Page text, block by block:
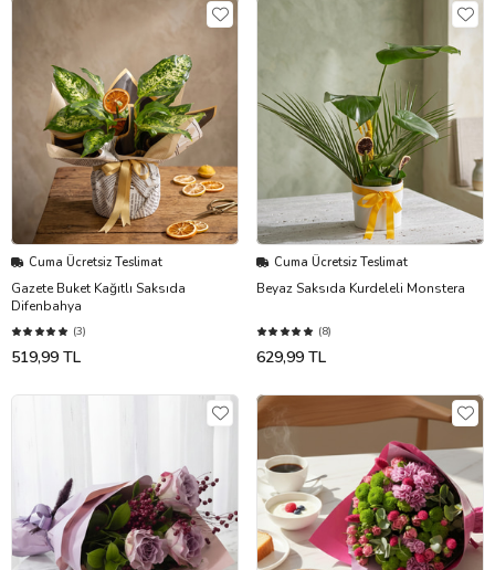
Cuma Ücretsiz Teslimat
Gazete Buket Kağıtlı Saksıda
Difenbahya
(3)
519,99 TL
Cuma Ücretsiz Teslimat
Beyaz Saksıda Kurdeleli Monstera
(8)
629,99 TL